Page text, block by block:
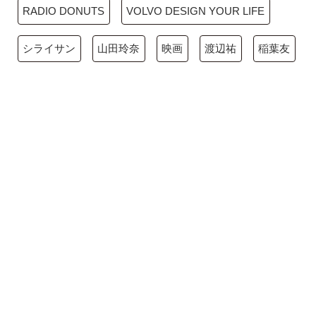
RADIO DONUTS VOLVO DESIGN YOUR LIFE
シライサン 山田玲奈 映画 渡辺祐 稲葉友